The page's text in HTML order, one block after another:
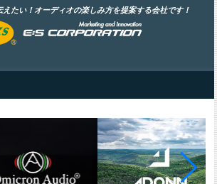
たい！オーディオの楽しみ方を提案する会社です！